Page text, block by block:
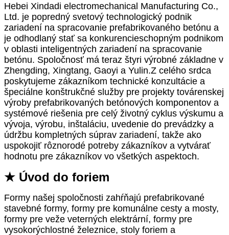
Hebei Xindadi electromechanical Manufacturing Co.,
Ltd. je popredný svetový technologický podnik
zariadení na spracovanie prefabrikovaného betónu a
je odhodlaný stať sa konkurencieschopným podnikom
v oblasti inteligentných zariadení na spracovanie
betónu. Spoločnosť má teraz štyri výrobné základne v
Zhengding, Xingtang, Gaoyi a Yulin.Z celého srdca
poskytujeme zákazníkom technické konzultácie a
špeciálne konštrukčné služby pre projekty továrenskej
výroby prefabrikovaných betónových komponentov a
systémové riešenia pre celý životný cyklus výskumu a
vývoja, výrobu, inštaláciu, uvedenie do prevádzky a
údržbu kompletných súprav zariadení, takže ako
uspokojiť rôznorodé potreby zákazníkov a vytvárať
hodnotu pre zákazníkov vo všetkých aspektoch.
★ Úvod do foriem
Formy našej spoločnosti zahŕňajú prefabrikované
stavebné formy, formy pre komunálne cesty a mosty,
formy pre veže veterných elektrární, formy pre
vysokorýchlostné železnice, stoly foriem a